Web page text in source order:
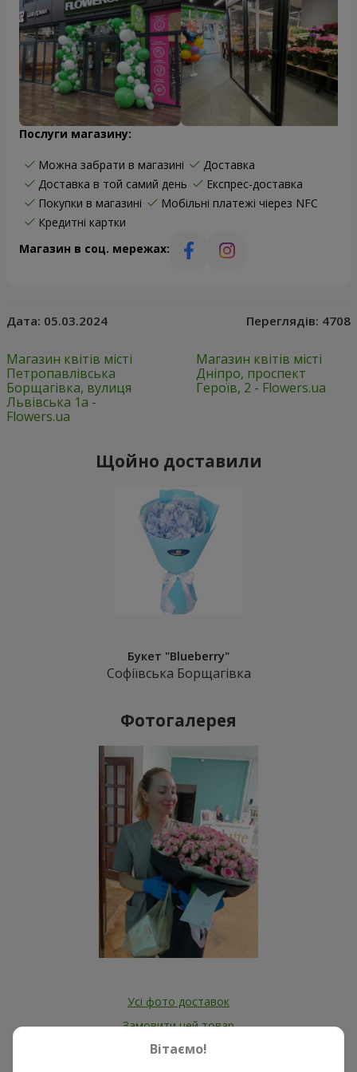
Послуги магазину:
Можна забрати в магазині
Доставка
Доставка в той самий день
Експрес-доставка
Покупки в магазині
Мобільні платежі чіерез NFC
Кредитні картки
Магазин в соц. мережах:
Дата: 05.03.2024 Переглядів: 4708
Магазин квітів місті
Петропавлівська
Борщагівка, вулиця
Львівська 1а -
Flowers.ua
Магазин квітів місті
Дніпро, проспект
Героїв, 2 - Flowers.ua
Щойно доставили
Букет "Blueberry"
Софіївська Борщагівка
Фотогалерея
Усі фото доставок
Замовити цей товар
Вітаємо!